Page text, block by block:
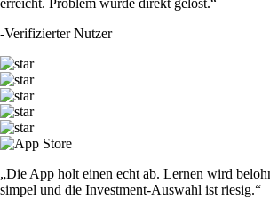
erreicht. Problem wurde direkt gelöst.“
-Verifizierter Nutzer
„Die App holt einen echt ab. Lernen wird
simpel und die Investment-Auswahl ist riesig.“